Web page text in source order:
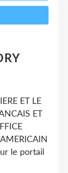
ET LE
ET
le portail